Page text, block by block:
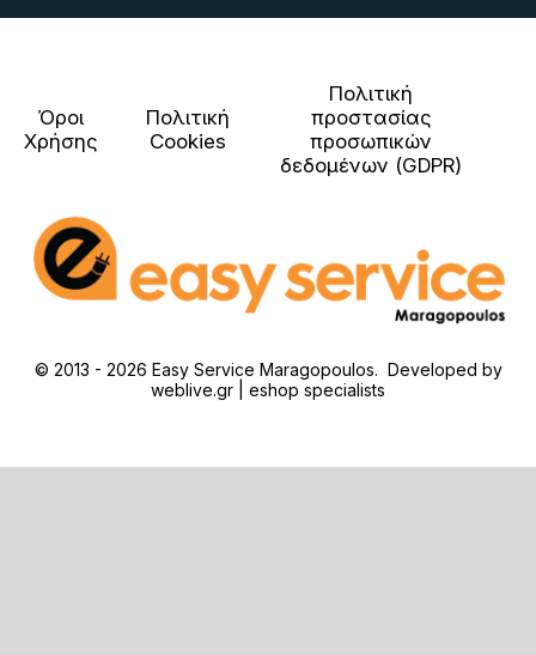
Όροι
Χρήσης
Πολιτική
Cookies
Πολιτική
προστασίας
προσωπικών
δεδομένων (GDPR)
© 2013 - 2026 Easy Service Maragopoulos. Developed by
weblive.gr | eshop specialists